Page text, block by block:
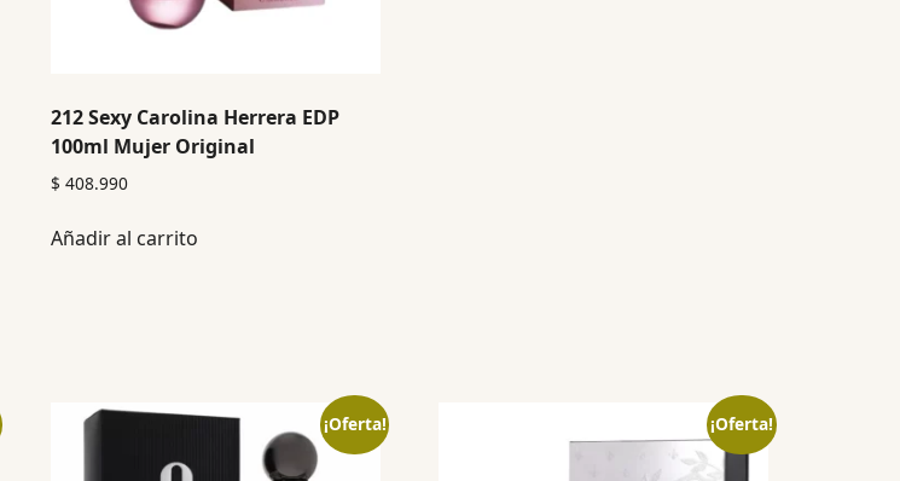
212 Sexy Carolina Herrera EDP
100ml Mujer Original
$ 408.990
Añadir al carrito
¡Oferta! ¡Oferta!